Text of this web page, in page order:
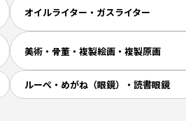
オイルライター・ガスライター
美術・骨董・複製絵画・複製原画
ルーペ・めがね（眼鏡）・読書眼鏡